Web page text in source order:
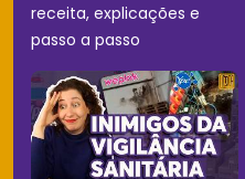
receita, explicações e
passo a passo